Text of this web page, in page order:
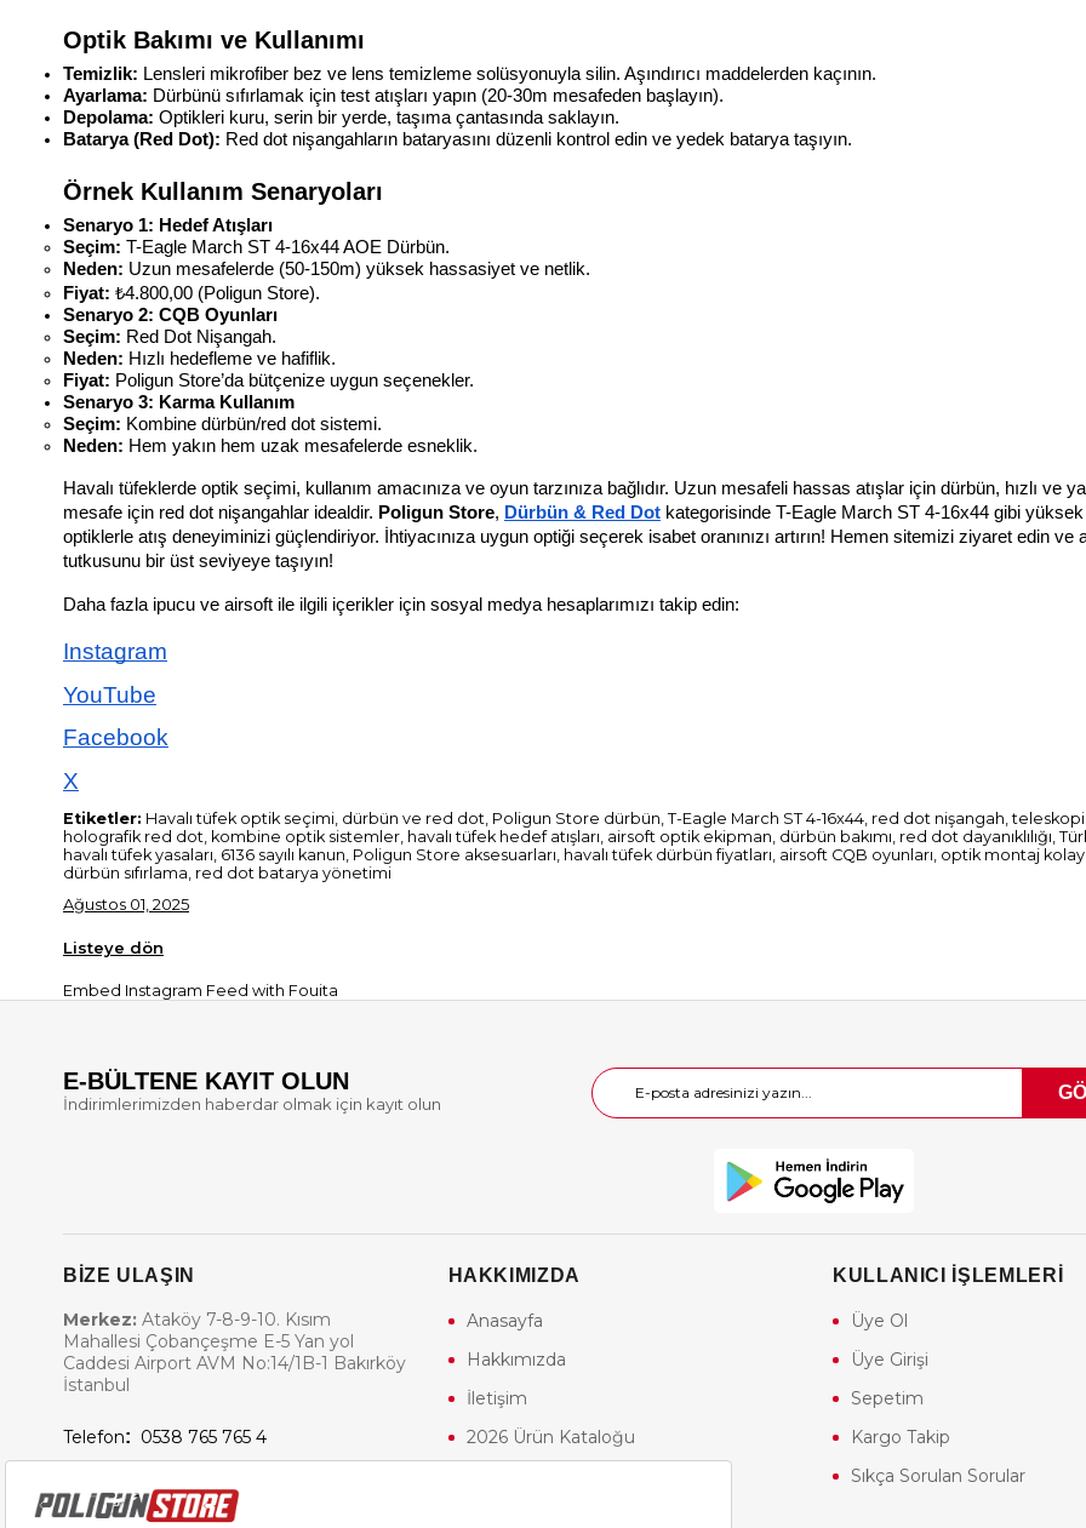
Optik Bakımı ve Kullanımı
Temizlik: Lensleri mikrofiber bez ve lens temizleme solüsyonuyla silin. Aşındırıcı maddelerden kaçının.
Ayarlama: Dürbünü sıfırlamak için test atışları yapın (20-30m mesafeden başlayın).
Depolama: Optikleri kuru, serin bir yerde, taşıma çantasında saklayın.
Batarya (Red Dot): Red dot nişangahların bataryasını düzenli kontrol edin ve yedek batarya taşıyın.
Örnek Kullanım Senaryoları
Senaryo 1: Hedef Atışları
Seçim: T-Eagle March ST 4-16x44 AOE Dürbün.
Neden: Uzun mesafelerde (50-150m) yüksek hassasiyet ve netlik.
Fiyat: ₺4.800,00 (Poligun Store).
Senaryo 2: CQB Oyunları
Seçim: Red Dot Nişangah.
Neden: Hızlı hedefleme ve hafiflik.
Fiyat: Poligun Store’da bütçenize uygun seçenekler.
Senaryo 3: Karma Kullanım
Seçim: Kombine dürbün/red dot sistemi.
Neden: Hem yakın hem uzak mesafelerde esneklik.
Havalı tüfeklerde optik seçimi, kullanım amacınıza ve oyun tarzınıza bağlıdır. Uzun mesafeli hassas atışlar için dürbün, hızlı ve
mesafe için red dot nişangahlar idealdir. Poligun Store, Dürbün & Red Dot kategorisinde T-Eagle March ST 4-16x44 gibi
optiklerle atış deneyiminizi güçlendiriyor. İhtiyacınıza uygun optiği seçerek isabet oranınızı artırın! Hemen sitemizi ziyaret edin ve
tutkusunu bir üst seviyeye taşıyın!
Daha fazla ipucu ve airsoft ile ilgili içerikler için sosyal medya hesaplarımızı takip edin:
Instagram
YouTube
Facebook
X
Etiketler: Havalı tüfek optik seçimi, dürbün ve red dot, Poligun Store dürbün, T-Eagle March ST 4-16x44, red dot nişangah,
holografik red dot, kombine optik sistemler, havalı tüfek hedef atışları, airsoft optik ekipman, dürbün bakımı, red dot dayanıklılığı,
havalı tüfek yasaları, 6136 sayılı kanun, Poligun Store aksesuarları, havalı tüfek dürbün fiyatları, airsoft CQB oyunları, optik montaj
dürbün sıfırlama, red dot batarya yönetimi
Ağustos 01, 2025
Listeye dön
Embed Instagram Feed with Fouita
E-BÜLTENE KAYIT OLUN
İndirimlerimizden haberdar olmak için kayıt olun
BİZE ULAŞIN
Merkez: Ataköy 7-8-9-10. Kısım
Mahallesi Çobançeşme E-5 Yan yol
Caddesi Airport AVM No:14/1B-1 Bakırköy
İstanbul
Telefon: 0538 765 765 4
HAKKIMIZDA
Anasayfa
Hakkımızda
İletişim
2026 Ürün Kataloğu
KULLANICI İŞLEMLERİ
Üye Ol
Üye Girişi
Sepetim
Kargo Takip
Sıkça Sorulan Sorular